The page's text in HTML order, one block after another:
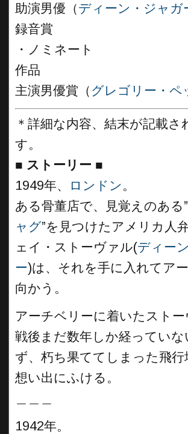
助演男優（ディーン・ジャガ
録音賞
・ノミネート
作品
主演男優賞（ グレゴリー・ペ
＊詳細な内容、結末が記載さ
す。
■ ストーリー ■
1949年、
ロンドン 。
ある骨董店で、見覚えのある”
ャグ”を見つけたアメリカ人
ェイ・ストーヴァル(ディー
ー)は、それを手に入れてア
向かう。
アーチベリーに着いたストー
戦後まだ数年しか経っていな
ず、朽ち果ててしまった飛行
想い出にふける。
1942年。